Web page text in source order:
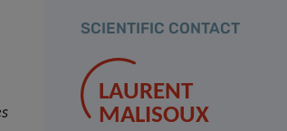
SCIENTIFIC CONTACT
LAURENT
MALISOUX